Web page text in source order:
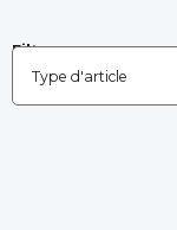
Filtrer par :